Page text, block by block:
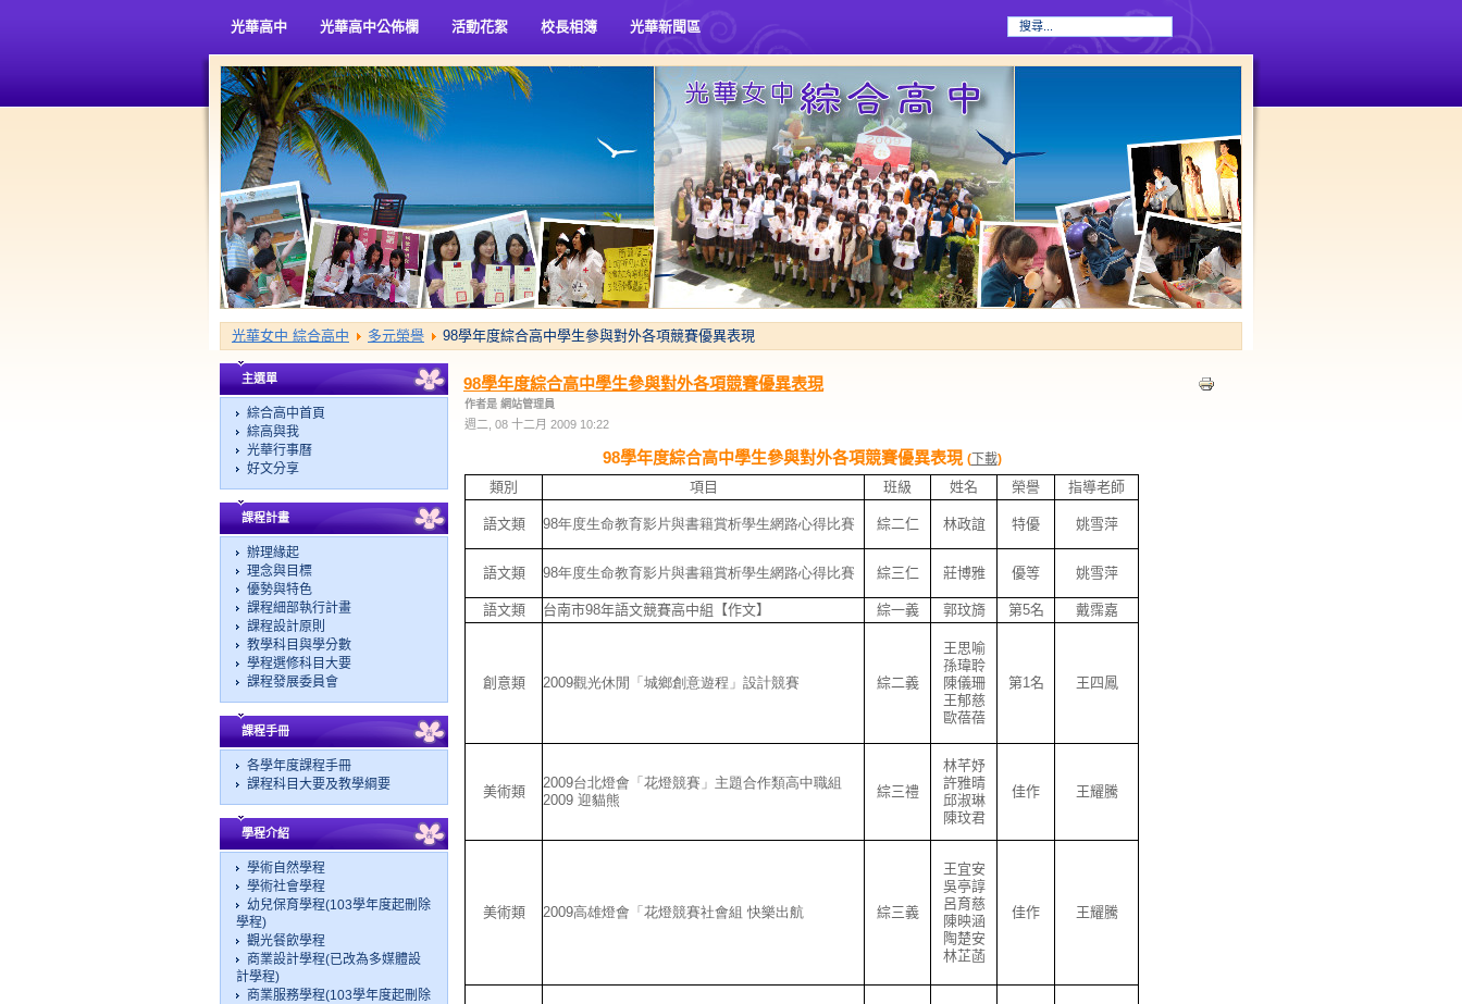
光華高中 光華高中公佈欄 活動花絮 校長相簿 光華新聞區
光華女中 綜合高中 多元榮譽 98學年度綜合高中學生參與對外各項競賽優異表現
主選單
綜合高中首頁
綜高與我
光華行事曆
好文分享
課程計畫
辦理緣起
理念與目標
優勢與特色
課程細部執行計畫
課程設計原則
教學科目與學分數
學程選修科目大要
課程發展委員會
課程手冊
各學年度課程手冊
課程科目大要及教學綱要
學程介紹
學術自然學程
學術社會學程
幼兒保育學程(103學年度起刪除
學程)
觀光餐飲學程
商業設計學程(已改為多媒體設
計學程)
商業服務學程(103學年度起刪除
98學年度綜合高中學生參與對外各項競賽優異表現
作者是 網站管理員
週二, 08 十二月 2009 10:22
98學年度綜合高中學生參與對外各項競賽優異表現 (下載)
類別 項目 班級 姓名 榮譽 指導老師
語文類 98年度生命教育影片與書籍賞析學生網路心得比賽 綜二仁 林政誼 特優 姚雪萍
語文類 98年度生命教育影片與書籍賞析學生網路心得比賽 綜三仁 莊博雅 優等 姚雪萍
語文類 台南市98年語文競賽高中組【作文】 綜一義 郭玟旖 第5名 戴霈嘉
創意類 2009觀光休閒「城鄉創意遊程」設計競賽 綜二義
王思喻
孫瑋聆
陳儀珊
王郁慈
歐蓓蓓
第1名 王四鳳
美術類
2009台北燈會「花燈競賽」主題合作類高中職組
2009 迎貓熊
綜三禮
林芊妤
許雅晴
邱淑琳
陳玟君
佳作 王耀騰
美術類 2009高雄燈會「花燈競賽社會組 快樂出航 綜三義
王宜安
吳亭諄
呂育慈
陳映涵
陶楚安
林芷菡
佳作 王耀騰